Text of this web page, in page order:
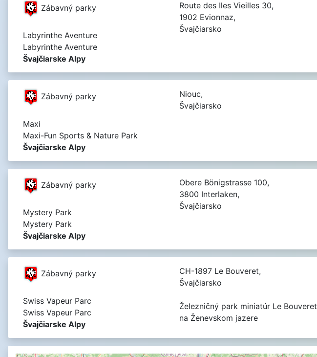
Zábavný parky
Labyrinthe Aventure
Labyrinthe Aventure
Švajčiarske Alpy
Route des Iles Vieilles 30,
1902 Evionnaz,
Švajčiarsko
Zábavný parky
Maxi
Maxi-Fun Sports & Nature Park
Švajčiarske Alpy
Niouc,
Švajčiarsko
Zábavný parky
Mystery Park
Mystery Park
Švajčiarske Alpy
Obere Bönigstrasse 100,
3800 Interlaken,
Švajčiarsko
Zábavný parky
Swiss Vapeur Parc
Swiss Vapeur Parc
Švajčiarske Alpy
CH-1897 Le Bouveret,
Švajčiarsko
Železničný park miniatúr Le Bouveret
na Ženevskom jazere